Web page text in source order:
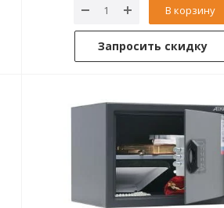
В корзину
Запросить скидку